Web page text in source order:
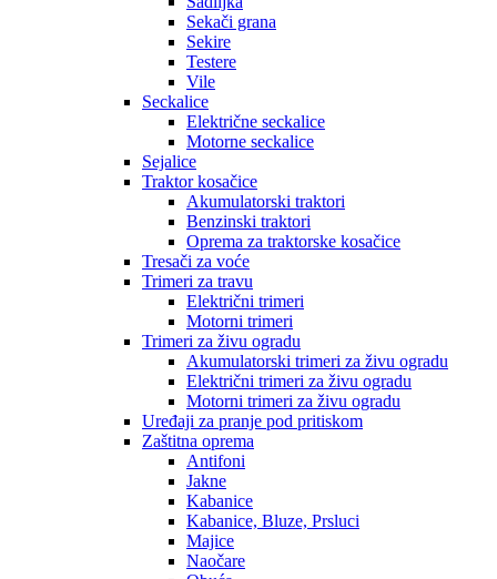
Sekači grana
Sekire
Testere
Vile
Seckalice
Električne seckalice
Motorne seckalice
Sejalice
Traktor kosačice
Akumulatorski traktori
Benzinski traktori
Oprema za traktorske kosačice
Tresači za voće
Trimeri za travu
Električni trimeri
Motorni trimeri
Trimeri za živu ogradu
Akumulatorski trimeri za živu ogradu
Električni trimeri za živu ogradu
Motorni trimeri za živu ogradu
Uređaji za pranje pod pritiskom
Zaštitna oprema
Antifoni
Jakne
Kabanice
Kabanice, Bluze, Prsluci
Majice
Naočare